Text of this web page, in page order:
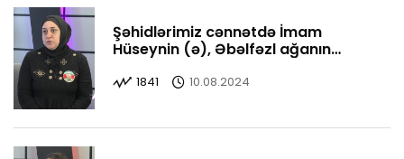
Şəhidlərimiz cənnətdə İmam
Hüseynin (ə), Əbəlfəzl ağanın
1841 10.08.2024